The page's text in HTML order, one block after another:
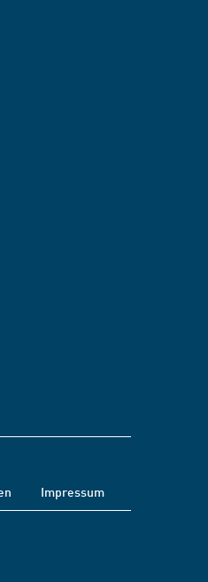
Impressum